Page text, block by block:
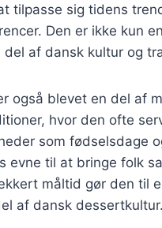
tilpasse sig tidens
Den er ikke kun
del af dansk kultur og
også blevet en del af
hvor den ofte
som fødselsdage
evne til at bringe folk
måltid gør den til
af dansk dessertkultur.